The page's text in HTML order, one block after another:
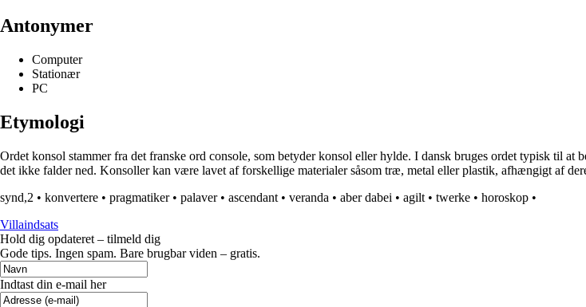
Antonymer
Computer
Stationær
PC
Etymologi
Ordet konsol stammer fra det franske ord console, som betyder konsol eller hylde. I dansk bruges ordet typisk til
det ikke falder ned. Konsoller kan være lavet af forskellige materialer såsom træ, metal eller plastik, afhængigt af
synd,2 • konvertere • pragmatiker• palaver• ascendant • veranda • aber dabei • agilt • twerke • horoskop •
Villaindsats
Hold dig opdateret – tilmeld dig
Gode tips. Ingen spam. Bare brugbar viden – gratis.
Indtast din e-mail her